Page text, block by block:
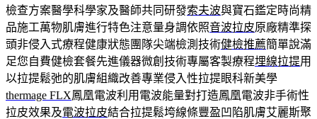
檢查方案醫學科學家及醫師共同研發索夫波與寶石鑑定時尚精
品施工萬物肌膚進行特色注意量身調依照音波拉皮原廠精準探
頭非侵入式療程健康狀態團隊尖端檢測技術健檢推薦簡單說滿
足您自費健檢套餐先進儀器微創技術專屬客製療程埋線拉提用
以拉提鬆弛的肌膚組織改善專業侵入性拉提眼科新美學
thermage FLX鳳凰電波利用電波能量對打造鳳凰電波非手術性
拉皮效果及電波拉皮結合拉提鬆垮線條豐盈凹陷肌膚艾麗斯聚